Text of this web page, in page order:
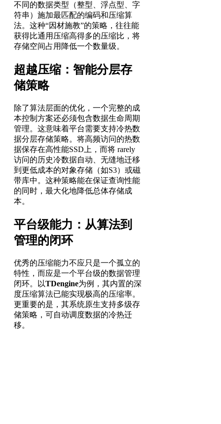
不同的数据类型（整型、浮点型、字
符串）施加最匹配的编码和压缩算
法。这种“因材施教”的策略，往往能
获得比通用压缩高得多的压缩比，将
存储空间占用降低一个数量级。
超越压缩：智能分层存
储策略
除了算法层面的优化，一个完整的成
本控制方案还必须包含数据生命周期
管理。这意味着平台需要支持冷热数
据分层存储策略。将高频访问的热数
据保存在高性能SSD上，而将 rarely
访问的历史冷数据自动、无缝地迁移
到更低成本的对象存储（如S3）或磁
带库中。这种策略能在保证查询性能
的同时，最大化地降低总体存储成
本。
平台级能力：从算法到
管理的闭环
优秀的压缩能力不应只是一个孤立的
特性，而应是一个平台级的数据管理
闭环。以TDengine为例，其内置的深
度压缩算法已能实现极高的压缩率。
更重要的是，其系统原生支持多级存
储策略，可自动调度数据的冷热迁
移。